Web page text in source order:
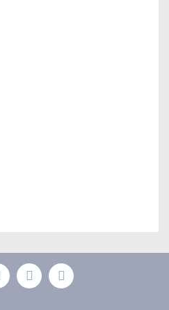
Yaz
iletebilirsiniz.
ederiz.